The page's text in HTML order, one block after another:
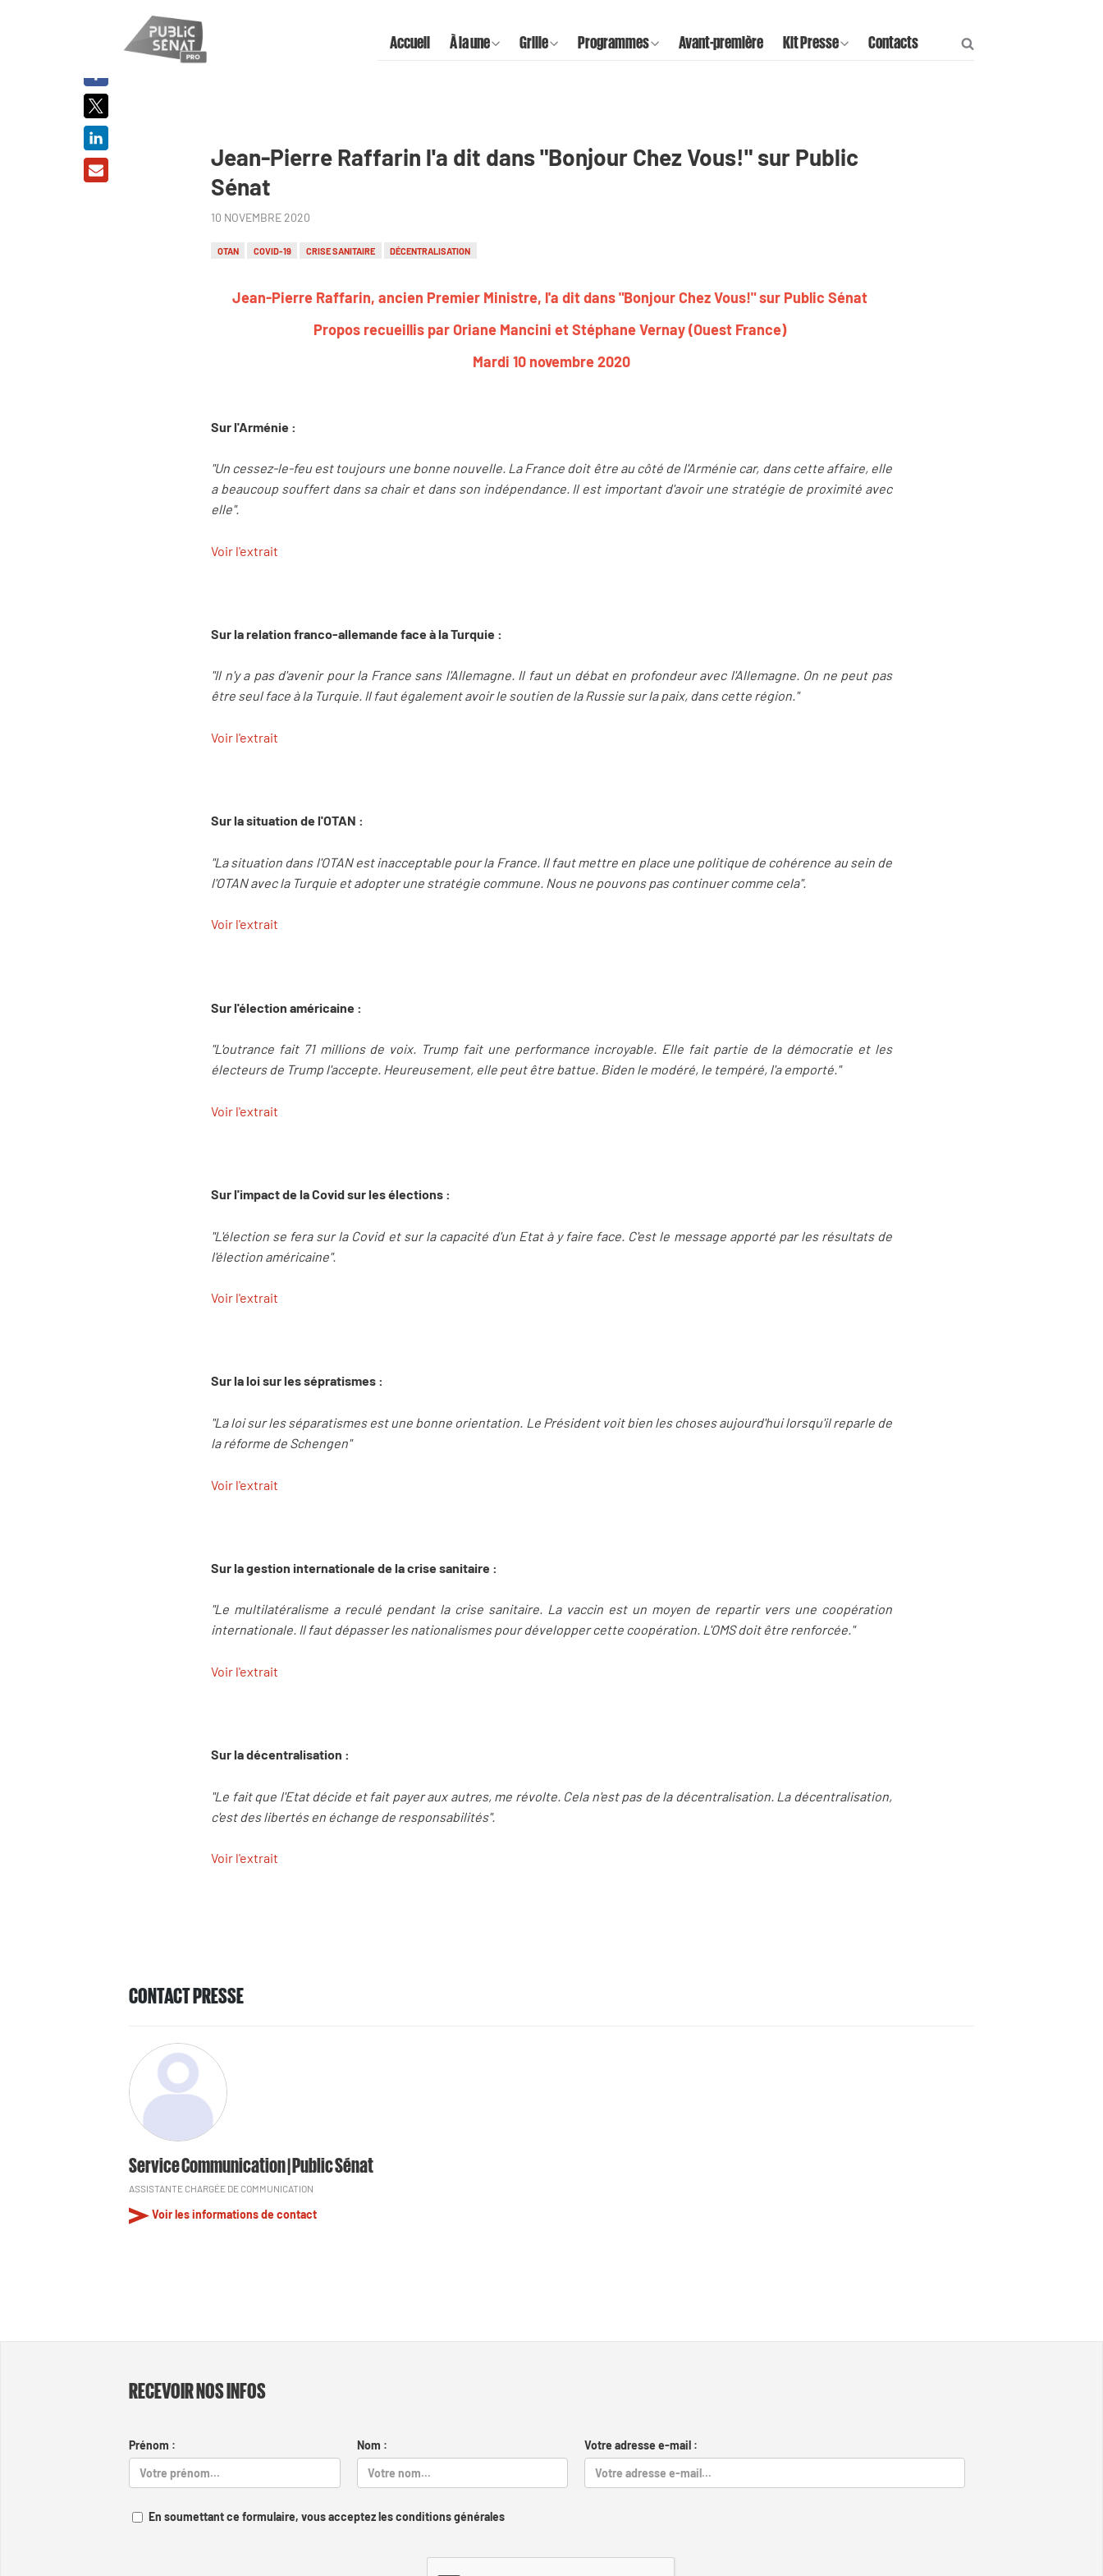
Accueil À la une Grille Programmes Avant-première Kit Presse Contacts
Jean-Pierre Raffarin l'a dit dans "Bonjour Chez Vous!" sur Public
Sénat
10 NOVEMBRE 2020
OTAN COVID-19 CRISE SANITAIRE DÉCENTRALISATION
Jean-Pierre Raffarin, ancien Premier Ministre, l'a dit dans "Bonjour Chez Vous!" sur Public Sénat
Propos recueillis par Oriane Mancini et Stéphane Vernay (Ouest France)
Mardi 10 novembre 2020
Sur l'Arménie :
"Un cessez-le-feu est toujours une bonne nouvelle. La France doit être au côté de l'Arménie car, dans cette affaire, elle
a beaucoup souffert dans sa chair et dans son indépendance. Il est important d'avoir une stratégie de proximité avec
elle".
Voir l'extrait
Sur la relation franco-allemande face à la Turquie :
"Il n'y a pas d'avenir pour la France sans l'Allemagne. Il faut un débat en profondeur avec l'Allemagne. On ne peut pas
être seul face à la Turquie. Il faut également avoir le soutien de la Russie sur la paix, dans cette région."
Voir l'extrait
Sur la situation de l'OTAN :
"La situation dans l'OTAN est inacceptable pour la France. Il faut mettre en place une politique de cohérence au sein de
l'OTAN avec la Turquie et adopter une stratégie commune. Nous ne pouvons pas continuer comme cela".
Voir l'extrait
Sur l'élection américaine :
"L'outrance fait 71 millions de voix. Trump fait une performance incroyable. Elle fait partie de la démocratie et les
électeurs de Trump l'accepte. Heureusement, elle peut être battue. Biden le modéré, le tempéré, l'a emporté."
Voir l'extrait
Sur l'impact de la Covid sur les élections :
"L'élection se fera sur la Covid et sur la capacité d'un Etat à y faire face. C'est le message apporté par les résultats de
l'élection américaine".
Voir l'extrait
Sur la loi sur les sépratismes :
"La loi sur les séparatismes est une bonne orientation. Le Président voit bien les choses aujourd'hui lorsqu'il reparle de
la réforme de Schengen"
Voir l'extrait
Sur la gestion internationale de la crise sanitaire :
"Le multilatéralisme a reculé pendant la crise sanitaire. La vaccin est un moyen de repartir vers une coopération
internationale. Il faut dépasser les nationalismes pour développer cette coopération. L'OMS doit être renforcée."
Voir l'extrait
Sur la décentralisation :
"Le fait que l'Etat décide et fait payer aux autres, me révolte. Cela n'est pas de la décentralisation. La décentralisation,
c'est des libertés en échange de responsabilités".
Voir l'extrait
CONTACT PRESSE
Service Communication | Public Sénat
ASSISTANTE CHARGÉE DE COMMUNICATION
Voir les informations de contact
RECEVOIR NOS INFOS
Prénom : Nom : Votre adresse e-mail :
En soumettant ce formulaire, vous acceptez les conditions générales